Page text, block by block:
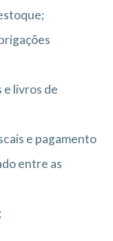
livros de
e pagamento
entre as